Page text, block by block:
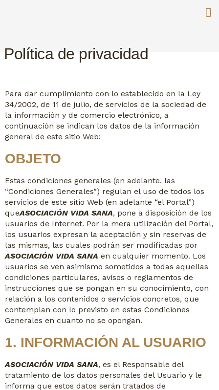
Política de privacidad
Para dar cumplimiento con lo establecido en la Ley
34/2002, de 11 de julio, de servicios de la sociedad de
la información y de comercio electrónico, a
continuación se indican los datos de la información
general de este sitio Web:
OBJETO
Estas condiciones generales (en adelante, las
“Condiciones Generales”) regulan el uso de todos los
servicios de este sitio Web (en adelante “el Portal”)
queASOCIACIÓN VIDA SANA, pone a disposición de los
usuarios de Internet. Por la mera utilización del Portal,
los usuarios expresan la aceptación y sin reservas de
las mismas, las cuales podrán ser modificadas por
ASOCIACIÓN VIDA SANA en cualquier momento. Los
usuarios se ven asimismo sometidos a todas aquellas
condiciones particulares, avisos o reglamentos de
instrucciones que se pongan en su conocimiento, con
relación a los contenidos o servicios concretos, que
contemplan con lo previsto en estas Condiciones
Generales en cuanto no se opongan.
1. INFORMACIÓN AL USUARIO
ASOCIACIÓN VIDA SANA, es el Responsable del
tratamiento de los datos personales del Usuario y le
informa que estos datos serán tratados de